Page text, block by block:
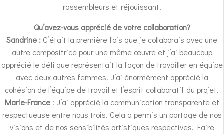
rassembleurs et réjouissant.
Qu’avez-vous apprécié de votre collaboration?
Sandrine : C’était la première fois que je collaborais avec une
autre compositrice pour une même œuvre et j’ai beaucoup
apprécié le défi que représentait la façon de travailler en équipe
avec deux autres femmes. J’ai énormément apprécié la
cohésion de l’équipe de travail et l’esprit collaboratif du projet.
Marie-France: J’ai apprécié la communication transparente et
respectueuse entre nous trois. Cela a permis un partage de nos
visions et de nos sensibilités artistiques respectives. Faire